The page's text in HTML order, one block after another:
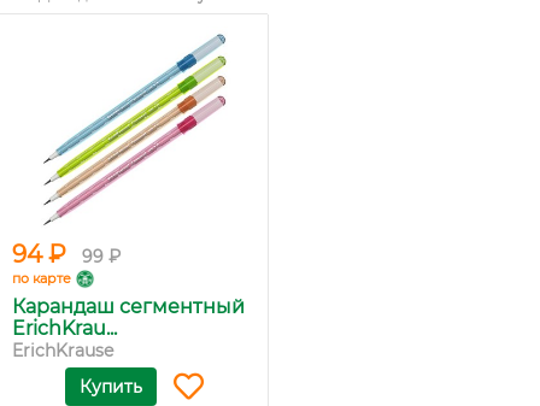
94 ₽ 99 ₽
по карте
Карандаш сегментный
ErichKrau...
ErichKrause
Купить